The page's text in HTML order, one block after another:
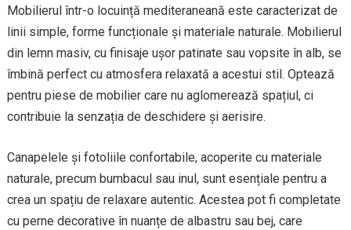
Mobilierul într-o locuință mediteraneană este caracterizat de
linii simple, forme funcționale și materiale naturale. Mobilierul
din lemn masiv, cu finisaje ușor patinate sau vopsite în alb, se
îmbină perfect cu atmosfera relaxată a acestui stil. Optează
pentru piese de mobilier care nu aglomerează spațiul, ci
contribuie la senzația de deschidere și aerisire.
Canapelele și fotoliile confortabile, acoperite cu materiale
naturale, precum bumbacul sau inul, sunt esențiale pentru a
crea un spațiu de relaxare autentic. Acestea pot fi completate
cu perne decorative în nuanțe de albastru sau bej, care